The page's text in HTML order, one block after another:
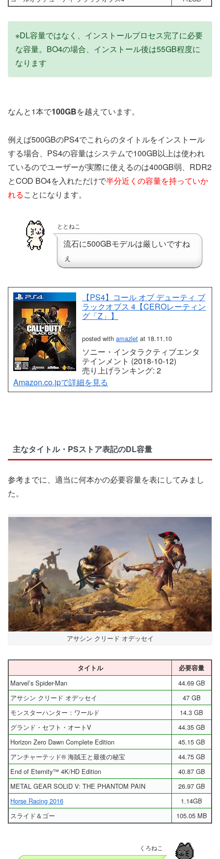
※DL容量ではなく、インストールプロセス完了に必要
な容量。BO4の場合、インストール後は55GB程度に
なります
なんと1本で100GBを越えています。
例えば500GBのPS4でこれらのタイトルをインストール
する場合、PS4の容量はシステムで100GB以上は使われ
ているのでユーザーが実際に使えるのは400GB弱、RDR2
とCOD BO4を入れただけで半分近くの容量を持っていか
れることになります。
ととねこ
流石に500GBモデルは厳しいですね
ぇ
【PS4】コール オブ デューティ ブ
ラックオプス 4【CEROレーティン
グ「Z」】
posted with amazlet at 18.11.10
ソニー・インタラクティブエンタ
テインメント (2018-10-12)
売り上げランキング: 2
Amazon.co.jpで詳細を見る
主なタイトル・PSストア表記のDL容量
参考までに、適当に何本かの必要容量を表にしてみまし
た。
アサシン クリード オデッセイ
タイトル 必要容量
Marvel’s Spider-Man
44.69 GB
アサシン クリード オデッセイ
47 GB
モンスターハンター：ワールド
14.3 GB
グランド・セフト・オートV
44.35 GB
Horizon Zero Dawn Complete Edition
45.15 GB
アンチャーテッド® 海賊王と最後の秘宝
44.75 GB
End of Eternity™ 4K/HD Edition
40.87 GB
METAL GEAR SOLID V: THE PHANTOM PAIN
26.97 GB
Horse Racing 2016
1.14GB
スライド＆ゴー
105.05 MB
くろねこ